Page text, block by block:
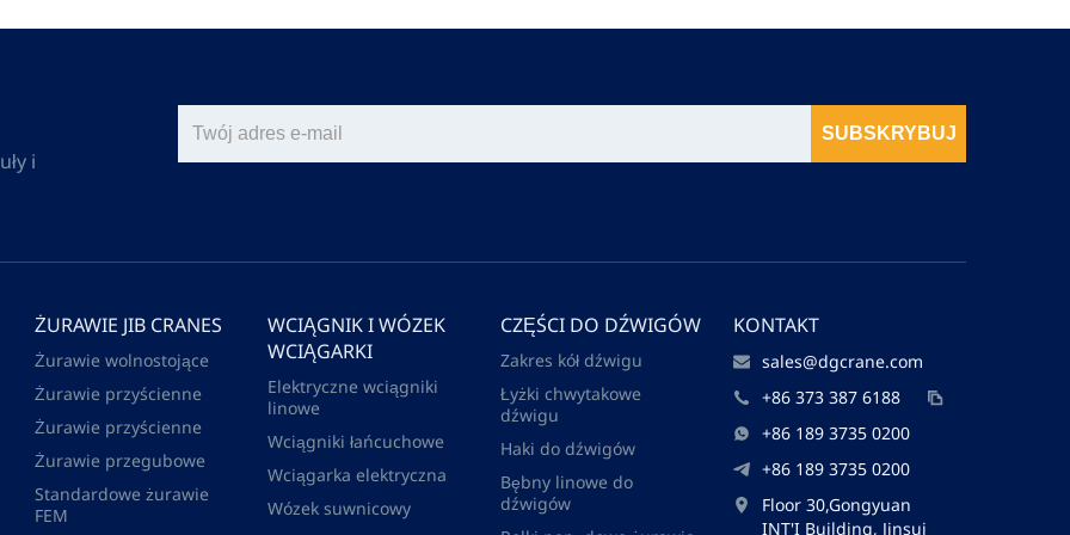
i
SUBSKRYBUJ
ŻURAWIE JIB CRANES
Żurawie wolnostojące
Żurawie przyścienne
Żurawie przyścienne
Żurawie przegubowe
Standardowe żurawie
FEM
WCIĄGNIK I WÓZEK
WCIĄGARKI
Elektryczne wciągniki
linowe
Wciągniki łańcuchowe
Wciągarka elektryczna
Wózek suwnicowy
CZĘŚCI DO DŹWIGÓW
Zakres kół dźwigu
Łyżki chwytakowe
dźwigu
Haki do dźwigów
Bębny linowe do
dźwigów
KONTAKT
sales@dgcrane.com
+86 373 387 6188
+86 189 3735 0200
+86 189 3735 0200
Floor 30,Gongyuan
INT'I Building, Jinsui